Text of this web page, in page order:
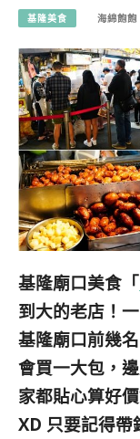
基隆美食 海綿飽飽
基隆廟口美食「
到大的老店！
基隆廟口前幾
會買一大包，
家都貼心算好
XD 只要記得帶